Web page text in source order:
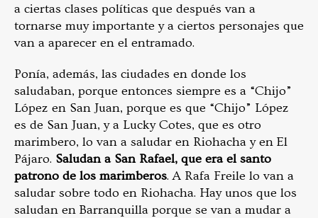
a ciertas clases políticas que después van a
tornarse muy importante y a ciertos personajes que
van a aparecer en el entramado.
Ponía, además, las ciudades en donde los
saludaban, porque entonces siempre es a “Chijo”
López en San Juan, porque es que “Chijo” López
es de San Juan, y a Lucky Cotes, que es otro
marimbero, lo van a saludar en Riohacha y en El
Pájaro. Saludan a San Rafael, que era el santo
patrono de los marimberos. A Rafa Freile lo van a
saludar sobre todo en Riohacha. Hay unos que los
saludan en Barranquilla porque se van a mudar a